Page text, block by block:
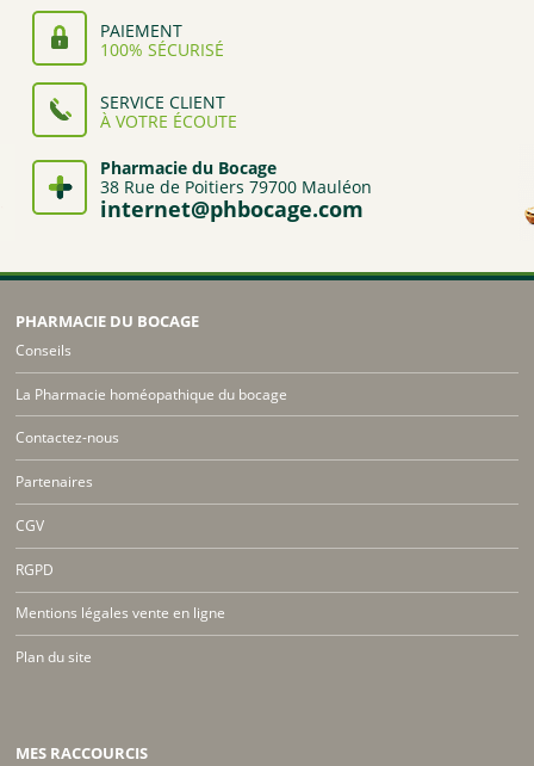
PAIEMENT
100% SÉCURISÉ
SERVICE CLIENT
À VOTRE ÉCOUTE
Pharmacie du Bocage
38 Rue de Poitiers 79700 Mauléon
internet@phbocage.com
PHARMACIE DU BOCAGE
Conseils
La Pharmacie homéopathique du bocage
Contactez-nous
Partenaires
CGV
RGPD
Mentions légales vente en ligne
Plan du site
MES RACCOURCIS